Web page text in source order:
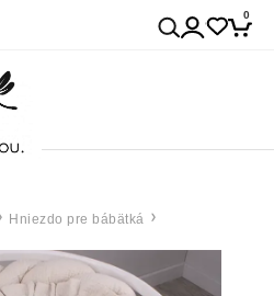
0
Hniezdo pre bábätká